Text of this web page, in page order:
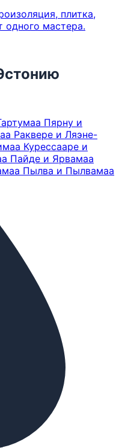
плитка,
одного мастера.
Пярну и
Раквере и Ляэне-
Курессааре и
Пайде и Ярвамаа
Пылва и Пылвамаа